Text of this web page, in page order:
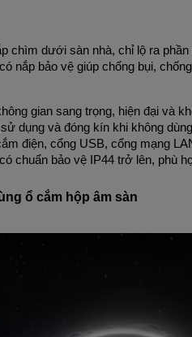
chìm dưới sàn nhà, chỉ lộ ra
nắp bảo vệ giúp chống bụi,
gian sang trọng, hiện đại và
dụng và đóng kín khi không
điện, cổng USB, cổng mạng
chuẩn bảo vệ IP44 trở lên, phù
ổ cắm hộp âm sàn